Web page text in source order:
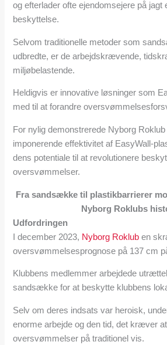
og efterlader ofte ejendomsejere på jagt
beskyttelse.
Selvom traditionelle metoder som
udbredte, er de arbejdskrævende,
miljøbelastende.
Heldigvis er innovative løsninger som
med til at forandre
For nylig demonstrerede Nyborg
imponerende effektivitet af EasyWall-
dens potentiale til at revolutionere
oversvømmelser.
Fra sandsække til plastikbarrierer
Nyborg Roklubs
Udfordringen
I december 2023, Nyborg Roklub en
oversvømmelsesprognose på 137 cm
Klubbens medlemmer arbejdede
sandsække for at beskytte klubbens
Selv om deres indsats var heroisk,
enorme arbejde og den tid, det kræver
oversvømmelser på traditionel vis.